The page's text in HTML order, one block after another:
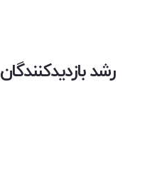
رشد بازدیدکنندگان